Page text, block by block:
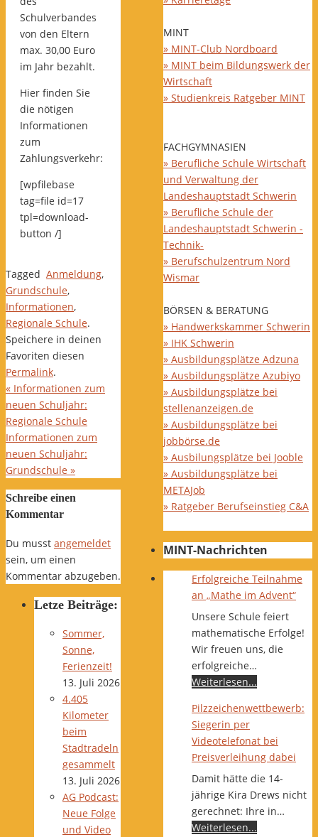
Schulverbandes
von den Eltern
max. 30,00 Euro
im Jahr bezahlt.
Hier finden Sie
die nötigen
Informationen
zum
Zahlungsverkehr:
[wpfilebase
tag=file id=17
tpl=download-
button /]
Tagged Anmeldung,
Grundschule,
Informationen,
Regionale Schule.
Speichere in deinen
Favoriten diesen
Permalink.
« Informationen zum
neuen Schuljahr:
Regionale Schule
Informationen zum
neuen Schuljahr:
Grundschule »
Schreibe einen
Kommentar
Du musst angemeldet
sein, um einen
Kommentar abzugeben.
Letze Beiträge:
Sommer,
Sonne,
Ferienzeit!
13. Juli 2026
4.405
Kilometer
beim
Stadtradeln
gesammelt
13. Juli 2026
AG Podcast:
Neue Folge
und Video
MINT
» MINT-Club Nordboard
» MINT beim Bildungswerk der
Wirtschaft
» Studienkreis Ratgeber MINT
FACHGYMNASIEN
» Berufliche Schule Wirtschaft
und Verwaltung der
Landeshauptstadt Schwerin
» Berufliche Schule der
Landeshauptstadt Schwerin -
Technik-
» Berufschulzentrum Nord
Wismar
BÖRSEN & BERATUNG
» Handwerkskammer Schwerin
» IHK Schwerin
» Ausbildungsplätze Adzuna
» Ausbildungsplätze Azubiyo
» Ausbildungsplätze bei
stellenanzeigen.de
» Ausbildungsplätze bei
jobbörse.de
» Ausbilungsplätze bei Jooble
» Ausbildungsplätze bei
METAJob
» Ratgeber Berufseinstieg C&A
MINT-Nachrichten
Erfolgreiche Teilnahme
an „Mathe im Advent“
Unsere Schule feiert
mathematische Erfolge!
Wir freuen uns, die
erfolgreiche…
Weiterlesen...
Pilzzeichenwettbewerb:
Siegerin per
Videotelefonat bei
Preisverleihung dabei
Damit hätte die 14-
jährige Kira Drews nicht
gerechnet: Ihre in…
Weiterlesen...